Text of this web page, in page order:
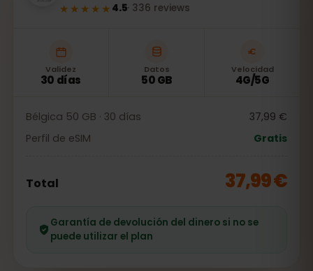
★★★★★ 4.5· 336 reviews
Validez
30 días
Datos
50 GB
Velocidad
4G/5G
Bélgica 50 GB · 30 días
37,99 €
Perfil de eSIM
Gratis
Total 37,99 €
Garantía de devolución del dinero si no se
puede utilizar el plan